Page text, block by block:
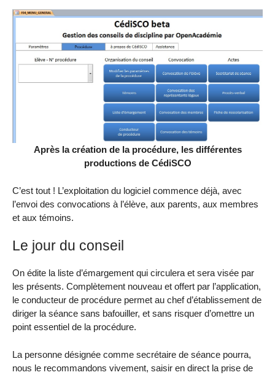
Après la création de la procédure, les différentes
productions de CédiSCO
C’est tout ! L’exploitation du logiciel commence déjà, avec
l’envoi des convocations à l’élève, aux parents, aux membres
et aux témoins.
Le jour du conseil
On édite la liste d’émargement qui circulera et sera visée par
les présents. Complètement nouveau et offert par l’application,
le conducteur de procédure permet au chef d’établissement de
diriger la séance sans bafouiller, et sans risquer d’omettre un
point essentiel de la procédure.
La personne désignée comme secrétaire de séance pourra,
nous le recommandons vivement, saisir en direct la prise de